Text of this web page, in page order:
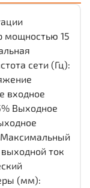
мощностью 15
сети (Гц):
входное
Выходное
ток
(мм):